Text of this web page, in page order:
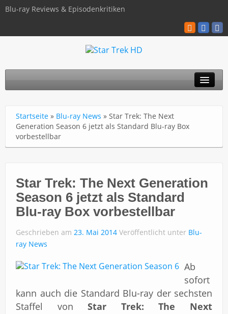
Blu-ray Reviews & Episodenkritiken
TNG
Discovery
Blu-ray / 4K
Über uns
Impressum
Startseite » Blu-ray News » Star Trek: The Next
Generation Season 6 jetzt als Standard Blu-ray Box
vorbestellbar
Star Trek: The Next Generation
Season 6 jetzt als Standard
Blu-ray Box vorbestellbar
Geschrieben am 23. Mai 2014 Veröffentlicht unter Blu-
ray News
Ab
sofort
kann auch die Standard Blu-ray der sechsten
Staffel vonStar Trek: The Next